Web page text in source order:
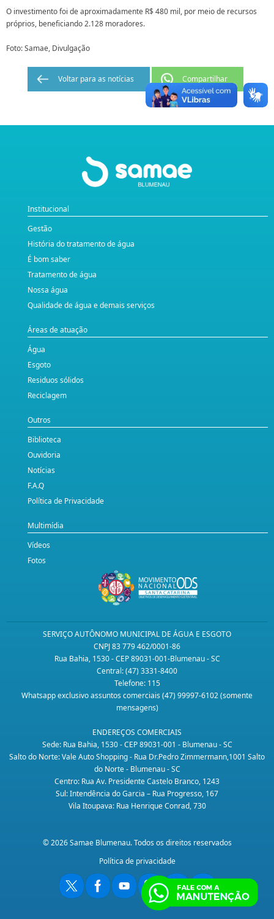
O investimento foi de aproximadamente R$ 480 mil, por meio de recursos
próprios, beneficiando 2.128 moradores.
Foto: Samae, Divulgação
Voltar para as notícias Compartilhar
Institucional
Gestão
História do tratamento de água
É bom saber
Tratamento de água
Nossa água
Qualidade de água e demais serviços
Áreas de atuação
Água
Esgoto
Residuos sólidos
Reciclagem
Outros
Biblioteca
Ouvidoria
Notícias
F.A.Q
Política de Privacidade
Multimídia
Vídeos
Fotos
SERVIÇO AUTÔNOMO MUNICIPAL DE ÁGUA E ESGOTO
CNPJ 83 779 462/0001-86
Rua Bahia, 1530 - CEP 89031-001-Blumenau - SC
Central: (47) 3331-8400
Telefone: 115
Whatsapp exclusivo assuntos comerciais (47) 99997-6102 (somente
mensagens)
ENDEREÇOS COMERCIAIS
Sede: Rua Bahia, 1530 - CEP 89031-001 - Blumenau - SC
Salto do Norte: Vale Auto Shopping - Rua Dr.Pedro Zimmermann,1001 Salto
do Norte - Blumenau - SC
Centro: Rua Av. Presidente Castelo Branco, 1243
Sul: Intendência do Garcia – Rua Progresso, 167
Vila Itoupava: Rua Henrique Conrad, 730
© 2026 Samae Blumenau. Todos os direitos reservados
Política de privacidade